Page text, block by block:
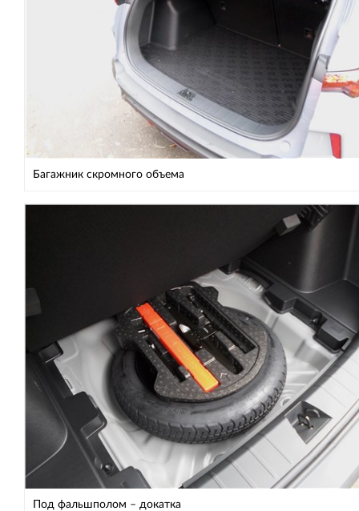
Багажник скромного объема
Под фальшполом – докатка